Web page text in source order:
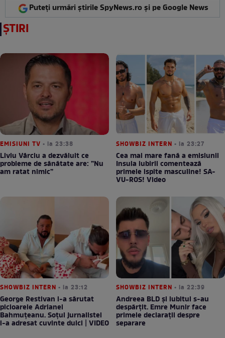
Puteți urmări știrile SpyNews.ro și pe Google News
ȘTIRI
EMISIUNI TV • la 23:38
Liviu Vârciu a dezvăluit ce
probleme de sănătate are: ”Nu
am ratat nimic”
SHOWBIZ INTERN • la 23:27
Cea mai mare fană a emisiunii
Insula iubirii comentează
primele ispite masculine! SA-
VU-ROS! Video
SHOWBIZ INTERN • la 23:12
George Restivan i-a sărutat
picioarele Adrianei
Bahmuțeanu. Soțul jurnalistei
i-a adresat cuvinte dulci | VIDEO
SHOWBIZ INTERN • la 22:39
Andreea BLD și iubitul s-au
despărțit. Emre Munir face
primele declarații despre
separare